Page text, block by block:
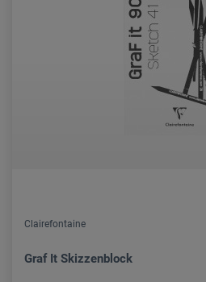
Clairefontaine
Graf It Skizzenblock